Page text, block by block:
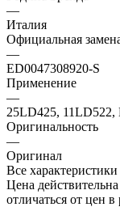
—
Италия
Официальная
—
ED0047308920-S
Применение
—
25LD425, 11LD522,
Оригинальность
—
Оригинал
Все характеристики
Цена
отличаться от цен